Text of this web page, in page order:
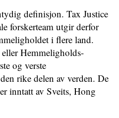
definisjon. Tax Justice
forskerteam utgir derfor
i flere land.
Hemmeligholds-
og verste
rike delen av verden. De
inntatt av Sveits, Hong